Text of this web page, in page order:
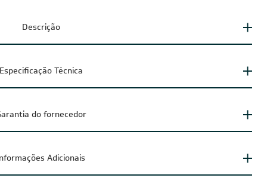
Descrição
Técnica
do fornecedor
Adicionais